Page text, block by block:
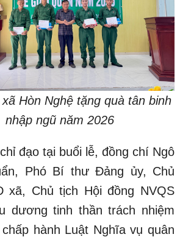
Hòn Nghệ tặng quà tân binh
nhập ngũ năm 2026
đạo tại buổi lễ, đồng chí Ngô
Phó Bí thư Đảng ủy, Chủ
xã, Chủ tịch Hội đồng NVQS
dương tinh thần trách nhiệm
hành Luật Nghĩa vụ quân